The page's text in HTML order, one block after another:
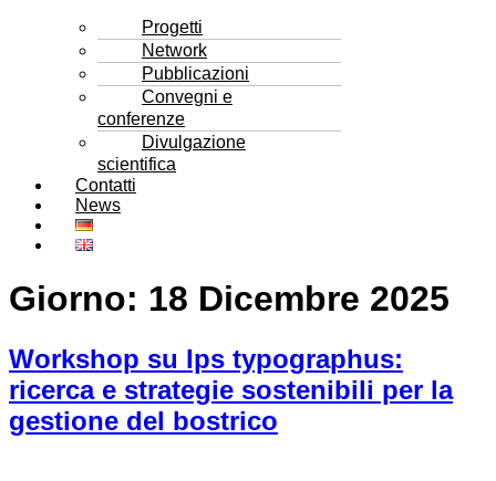
Progetti
Network
Pubblicazioni
Convegni e
conferenze
Divulgazione
scientifica
Contatti
News
Giorno: 18 Dicembre 2025
Workshop su Ips typographus:
ricerca e strategie sostenibili per la
gestione del bostrico